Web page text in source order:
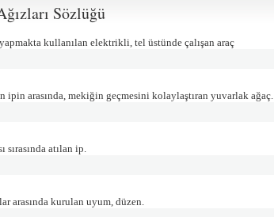
Sözlüğü
kullanılan elektrikli, tel üstünde çalışan araç
ipin arasında, mekiğin geçmesini kolaylaştıran yuvarlak ağaç.
sırasında atılan ip.
arasında kurulan uyum, düzen.